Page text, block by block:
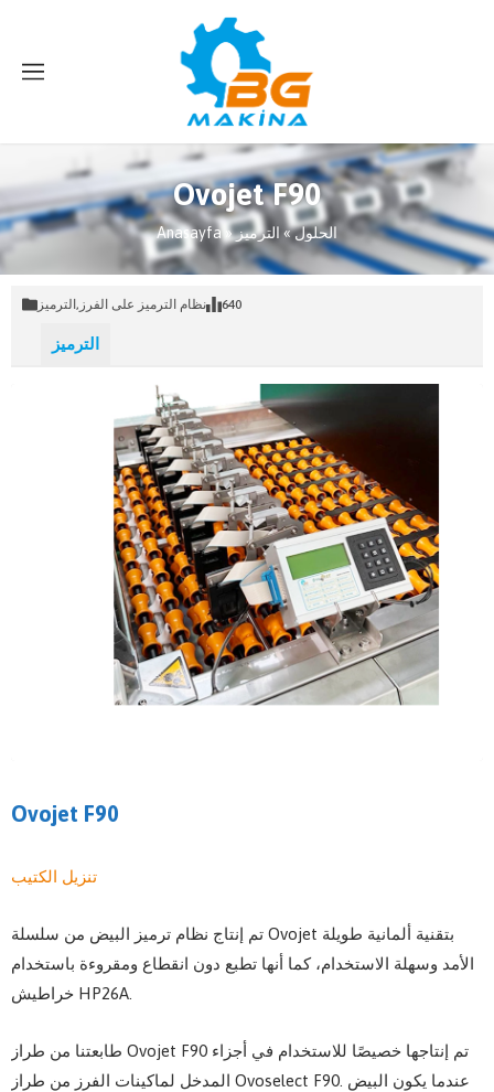
Ovojet F90
Anasayfa» الحلول» الترميز
الترميز , نظام الترميز على الفرز 640
الترميز
Ovojet F90
تنزيل الكتيب
تم إنتاج نظام ترميز البيض من سلسلة Ovojet بتقنية ألمانية طويلة
الأمد وسهلة الاستخدام، كما أنها تطبع دون انقطاع ومقروءة باستخدام
خراطيش HP26A.
طابعتنا من طراز Ovojet F90 تم إنتاجها خصيصًا للاستخدام في أجزاء
المدخل لماكينات الفرز من طراز Ovoselect F90. عندما يكون البيض